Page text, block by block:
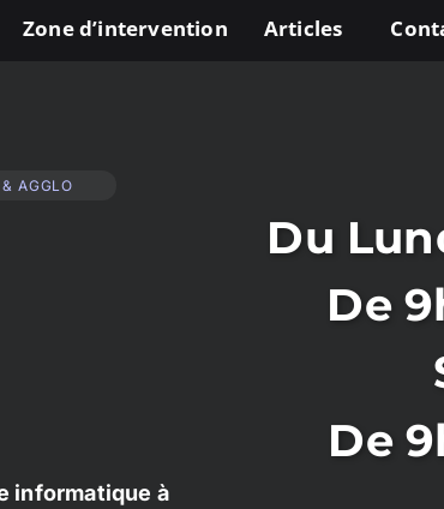
Zone d’intervention Articles
AGGLO
informatique à
Du
De
De